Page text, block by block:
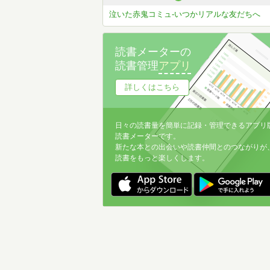
泣いた赤鬼コミュ-いつかリアルな友だちへ
読書メーターの
読書管理アプリ
詳しくはこちら
日々の読書量を簡単に記録・管理できるアプリ
読書メーターです。
新たな本との出会いや読書仲間とのつながりが
読書をもっと楽しくします。